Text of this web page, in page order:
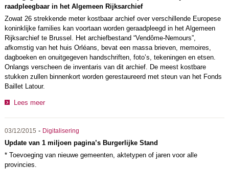
raadpleegbaar in het Algemeen Rijksarchief
Zowat 26 strekkende meter kostbaar archief over verschillende Europese
koninklijke families kan voortaan worden geraadpleegd in het Algemeen
Rijksarchief te Brussel. Het archiefbestand “Vendôme-Nemours”,
afkomstig van het huis Orléans, bevat een massa brieven, memoires,
dagboeken en onuitgegeven handschriften, foto’s, tekeningen en etsen.
Onlangs verscheen de inventaris van dit archief. De meest kostbare
stukken zullen binnenkort worden gerestaureerd met steun van het Fonds
Baillet Latour.
Lees meer
03/12/2015 - Digitalisering
Update van 1 miljoen pagina’s Burgerlijke Stand
* Toevoeging van nieuwe gemeenten, aktetypen of jaren voor alle
provincies.